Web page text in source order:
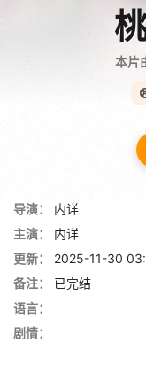
本片
导演：
内详
主演：
内详
更新：
2025-11-30
备注：
已完结
语言：
剧情：